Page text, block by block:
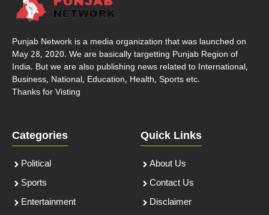
Punjab Network is a media organization that was launched on
May 28, 2020. We are basically targetting Punjab Region of
India. But we are also publishing news related to International,
Business, National, Education, Health, Sports etc.
Thanks for Visting
Categories
Political
Sports
Entertainment
Quick Links
About Us
Contact Us
Disclaimer